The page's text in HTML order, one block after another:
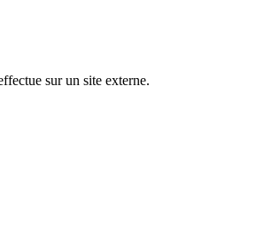
sur un site externe.